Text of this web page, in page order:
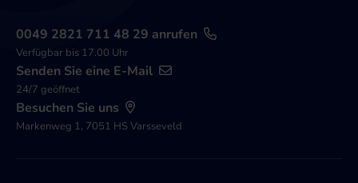
0049 2821 711 48 29 anrufen
Verfügbar bis 17.00 Uhr
Senden Sie eine E-Mail
24/7 geöffnet
Besuchen Sie uns
Markenweg 1, 7051 HS Varsseveld